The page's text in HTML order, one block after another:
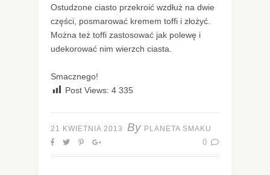
Ostudzone ciasto przekroić wzdłuż na dwie
części, posmarować kremem toffi i złożyć.
Można też toffi zastosować jak polewę i
udekorować nim wierzch ciasta.
Smacznego!
Post Views: 4 335
21 KWIETNIA 2013 By PLANETA SMAKU
0